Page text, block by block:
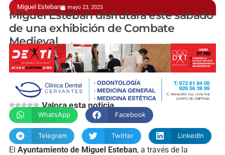
Miguel Esteban mayo 23, 2025
A las 19:00 horas en el Parque Nuestra Señora del Socorro
Miguel Esteban disfrutará este sábado
de una exhibición de Combate
Medieval
manchainformacion.com
Valora esta noticia
WhatsApp Facebook
Telegram Twitter LinkedIn
El Ayuntamiento de Miguel Esteban, a través de la